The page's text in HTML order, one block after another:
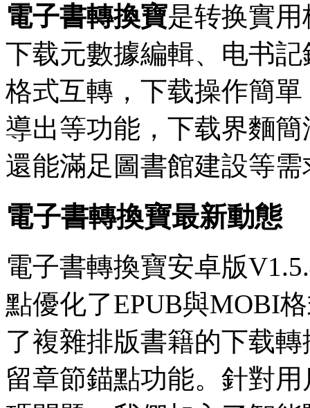
電子書轉換寶是转换實
下载元數據編輯、电书
格式互轉，下载操作簡
導出等功能，下载界麵
還能滿足圖書館建設等
電子書轉換寶最新動態
電子書轉換寶安卓版
點優化了EPUB與MOBI
了複雜排版書籍的下载
留章節錨點功能。針對